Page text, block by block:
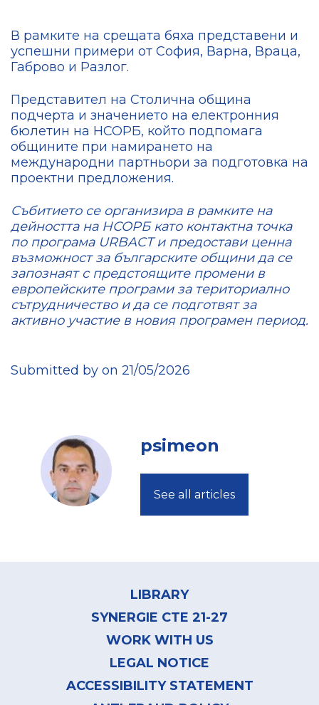
В рамките на срещата бяха представени и
успешни примери от София, Варна, Враца,
Габрово и Разлог.
Представител на Столична община
подчерта и значението на електронния
бюлетин на НСОРБ, който подпомага
общините при намирането на
международни партньори за подготовка на
проектни предложения.
Събитието се организира в рамките на
дейността на НСОРБ като контактна точка
по програма URBACT и предостави ценна
възможност за българските общини да се
запознаят с предстоящите промени в
европейските програми за териториално
сътрудничество и да се подготвят за
активно участие в новия програмен период.
Submitted by on 21/05/2026
psimeon
See all articles
LIBRARY
SYNERGIE CTE 21-27
WORK WITH US
LEGAL NOTICE
ACCESSIBILITY STATEMENT